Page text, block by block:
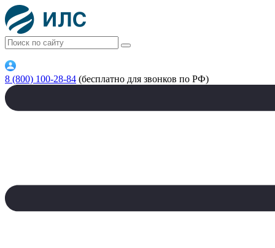
8 (800) 100-28-84 (бесплатно для звонков по РФ)